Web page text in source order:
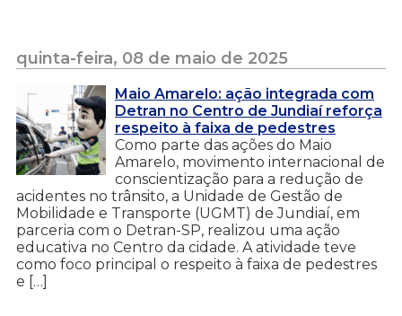
quinta-feira, 08 de maio de 2025
Maio Amarelo: ação integrada com
Detran no Centro de Jundiaí reforça
respeito à faixa de pedestres
Como parte das ações do Maio
Amarelo, movimento internacional de
conscientização para a redução de
acidentes no trânsito, a Unidade de Gestão de
Mobilidade e Transporte (UGMT) de Jundiaí, em
parceria com o Detran-SP, realizou uma ação
educativa no Centro da cidade. A atividade teve
como foco principal o respeito à faixa de pedestres
e […]